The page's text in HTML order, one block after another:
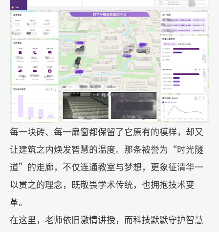
每一块砖、每一扇窗都保留了它原有的模样，却又
让建筑之内焕发智慧的温度。那条被誉为 “时光隧
道”
的走廊，不仅连通教室与梦想，更象征清华一
以贯之的理念，既敬畏学术传统，也拥抱技术变
革。
在这里，老师依旧激情讲授，而科技默默守护智慧